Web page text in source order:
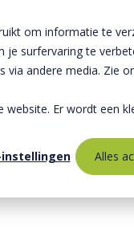
om informatie te
surfervaring te
andere media. Zie
Er wordt een
instellingen
Alles